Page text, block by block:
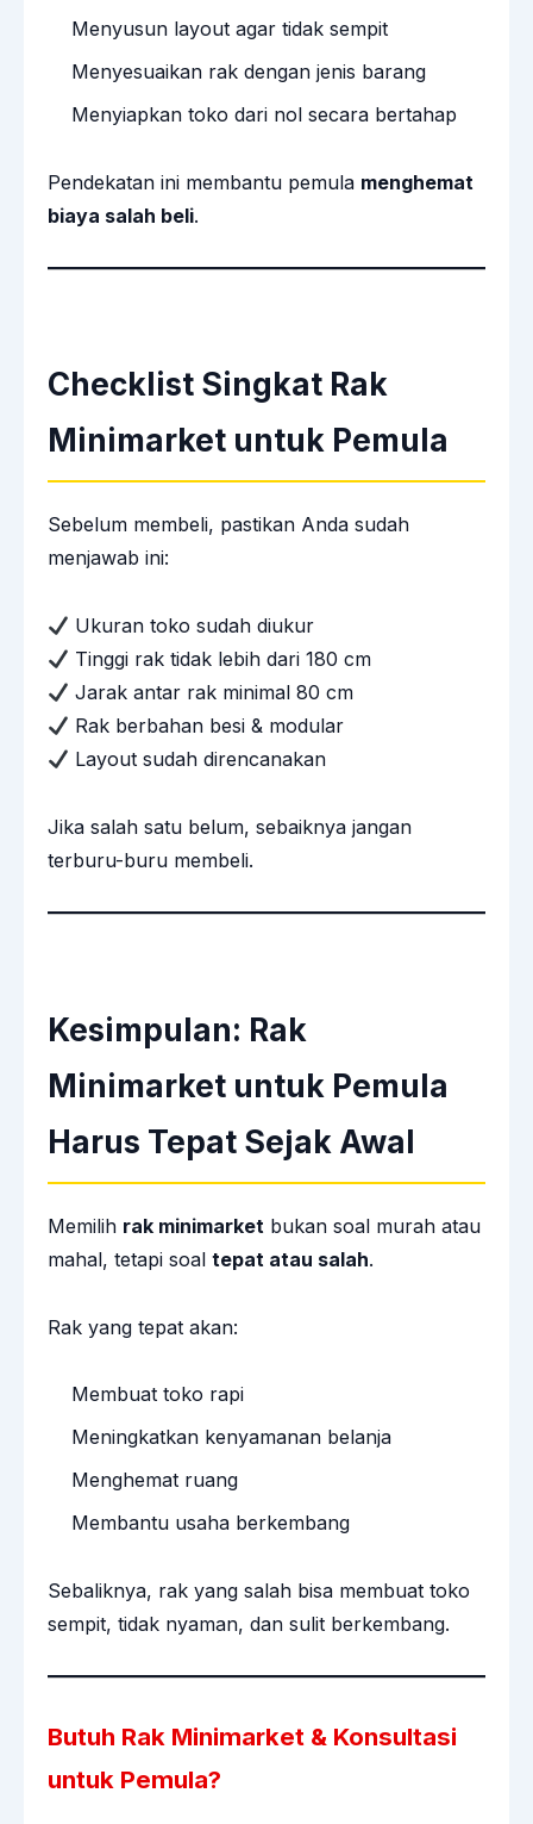
Menyusun layout agar tidak sempit
Menyesuaikan rak dengan jenis barang
Menyiapkan toko dari nol secara bertahap
Pendekatan ini membantu pemula menghemat
biaya salah beli.
Checklist Singkat Rak
Minimarket untuk Pemula
Sebelum membeli, pastikan Anda sudah
menjawab ini:
Ukuran toko sudah diukur
Tinggi rak tidak lebih dari 180 cm
Jarak antar rak minimal 80 cm
Rak berbahan besi & modular
Layout sudah direncanakan
Jika salah satu belum, sebaiknya jangan
terburu-buru membeli.
Kesimpulan: Rak
Minimarket untuk Pemula
Harus Tepat Sejak Awal
Memilih rak minimarket bukan soal murah atau
mahal, tetapi soal tepat atau salah.
Rak yang tepat akan:
Membuat toko rapi
Meningkatkan kenyamanan belanja
Menghemat ruang
Membantu usaha berkembang
Sebaliknya, rak yang salah bisa membuat toko
sempit, tidak nyaman, dan sulit berkembang.
Butuh Rak Minimarket & Konsultasi
untuk Pemula?